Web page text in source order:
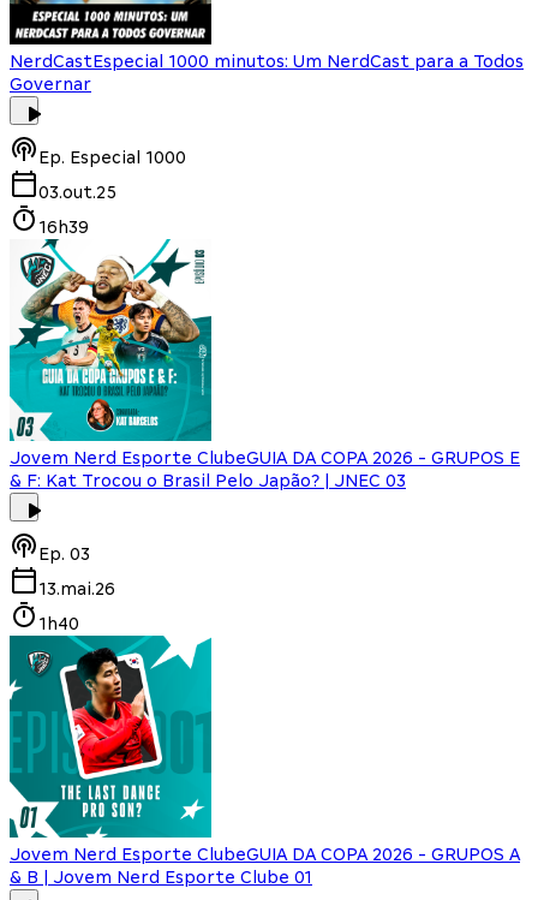
NerdCastEspecial 1000 minutos: Um NerdCast para a Todos
Governar
Ep. Especial 1000
03.out.25
16h39
Jovem Nerd Esporte ClubeGUIA DA COPA 2026 - GRUPOS E
& F: Kat Trocou o Brasil Pelo Japão? | JNEC 03
Ep. 03
13.mai.26
1h40
Jovem Nerd Esporte ClubeGUIA DA COPA 2026 - GRUPOS A
& B | Jovem Nerd Esporte Clube 01